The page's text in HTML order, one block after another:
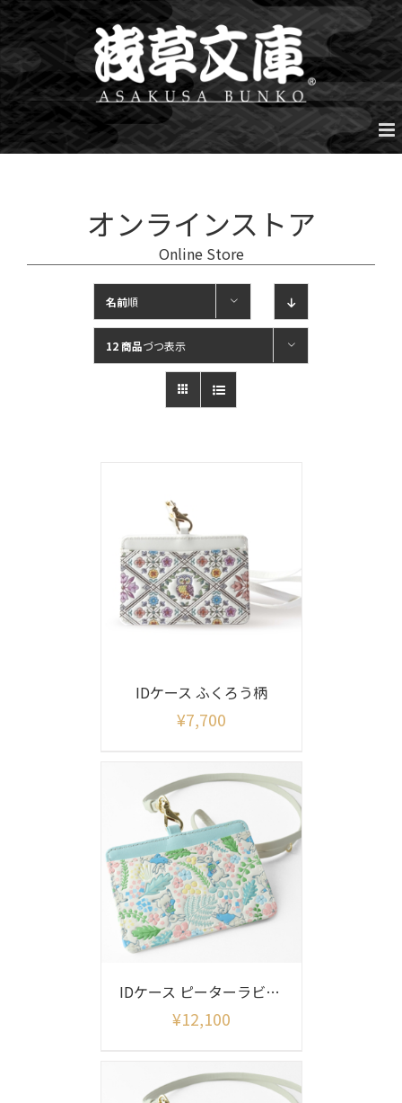
Skip
to
content
オンラインストア
Online Store
名前順
12 商品づつ表示
IDケース ふくろう柄
¥7,700
IDケース ピーターラビット イングリッシュガーデン
¥12,100